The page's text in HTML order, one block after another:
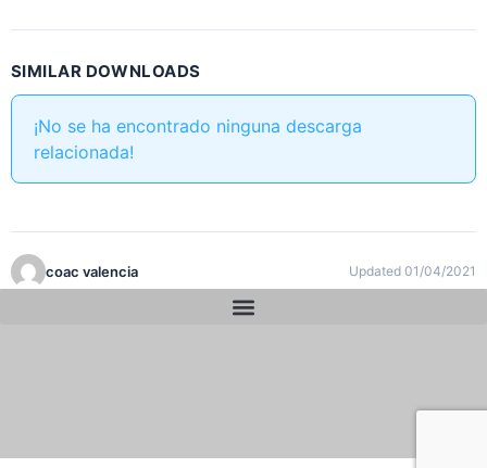
SIMILAR DOWNLOADS
¡No se ha encontrado ninguna descarga
relacionada!
coac valencia Updated 01/04/2021